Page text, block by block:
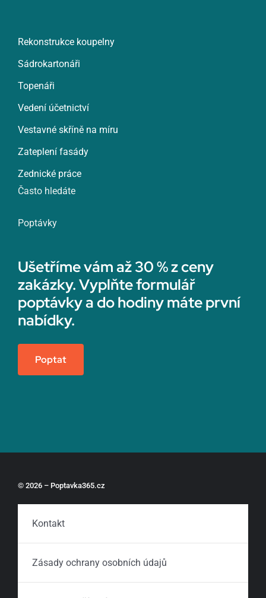
Rekonstrukce koupelny
Sádrokartonáři
Topenáři
Vedení účetnictví
Vestavné skříně na míru
Zateplení fasády
Zednické práce
Často hledáte
Poptávky
Ušetříme vám až 30 % z ceny
zakázky. Vyplňte formulář
poptávky a do hodiny máte první
nabídky.
Poptat
© 2026 – Poptavka365.cz
Kontakt
Zásady ochrany osobních údajů